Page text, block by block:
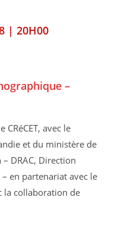
| 20H00
–
avec le
et du ministère de
DRAC, Direction
– en partenariat avec le
la collaboration de